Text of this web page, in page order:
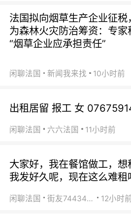
法国拟向烟草生产企业征税，
为森林火灾防治筹资：专家
“烟草企业应承担责任”
闲聊法国 新闻我来找 10小时前
出租居留 报工 女
闲聊法国 六六法国 11小时前
大家好，我在餐馆做工，想
我发好久呢，现在这么难
闲聊法国 街友74434350 12小时